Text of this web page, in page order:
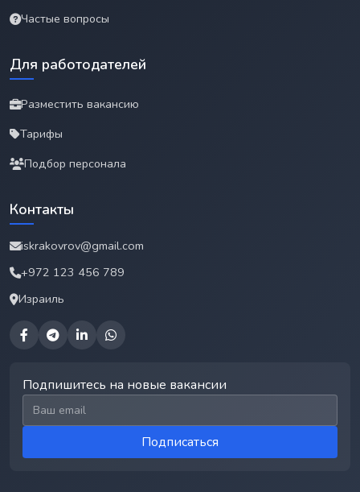
Частые вопросы
Для работодателей
Разместить вакансию
Тарифы
Подбор персонала
Контакты
iskrakovrov@gmail.com
+972 123 456 789
Израиль
Подпишитесь на новые вакансии
Email для подписки
Подписаться